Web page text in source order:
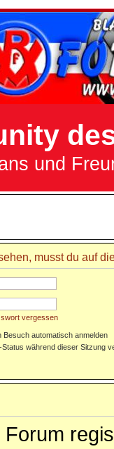
und
musst du auf
vergessen
Besuch automatisch anmelden
Status während dieser Sitzung